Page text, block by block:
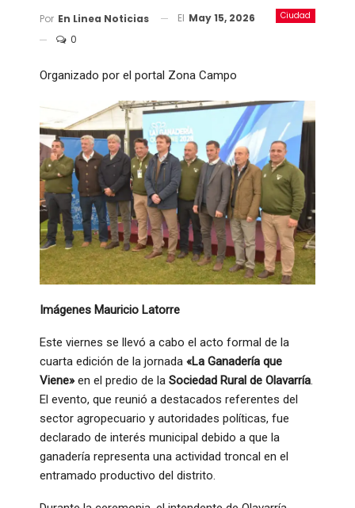
Ciudad
Por En Linea Noticias El May 15, 2026
0
Organizado por el portal Zona Campo
Imágenes Mauricio Latorre
Este viernes se llevó a cabo el acto formal de la
cuarta edición de la jornada «La Ganadería que
Viene»en el predio de la Sociedad Rural de Olavarría.
El evento, que reunió a destacados referentes del
sector agropecuario y autoridades políticas, fue
declarado de interés municipal debido a que la
ganadería representa una actividad troncal en el
entramado productivo del distrito.